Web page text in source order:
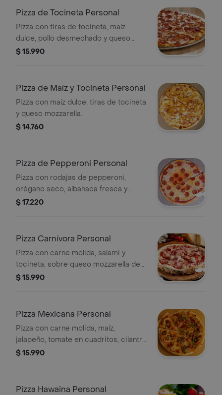
Pizza de Tocineta Personal
Pizza con tiras de tocineta, maíz
dulce, pollo desmechado y queso
mozzarella.
$ 15.990
Pizza de Maíz y Tocineta Personal
Pizza con maíz dulce, tiras de tocineta
y queso mozzarella.
$ 14.760
Pizza de Pepperoni Personal
Pizza con rodajas de pepperoni,
orégano seco, albahaca fresca y
queso mozzarella de la casa.
$ 17.220
Pizza Carnívora Personal
Pizza con carne molida, salami y
tocineta, sobre queso mozzarella de
la casa.
$ 15.990
Pizza Mexicana Personal
Pizza con carne molida, maíz,
jalapeño, tomate en cuadritos, cilantro
y choclitos.
$ 15.990
Pizza Hawaina Personal